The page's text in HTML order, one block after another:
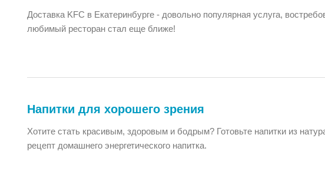
Доставка KFC в Екатеринбурге - довольно популярная услуга,
любимый ресторан стал еще ближе!
Напитки для хорошего зрения
Хотите стать красивым, здоровым и бодрым? Готовьте напитки из
рецепт домашнего энергетического напитка.